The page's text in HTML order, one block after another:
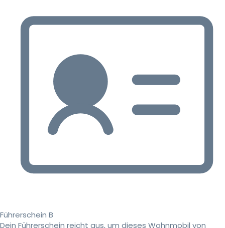
Führerschein B
Dein Führerschein reicht aus, um dieses Wohnmobil von